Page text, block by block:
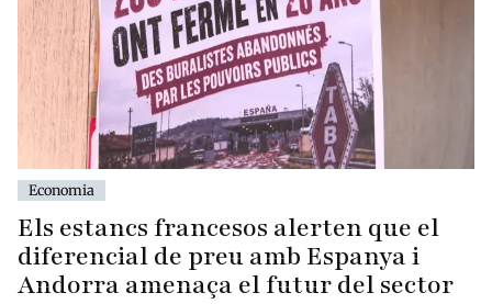
Economia
Els estancs francesos alerten que el
diferencial de preu amb Espanya i
Andorra amenaça el futur del sector